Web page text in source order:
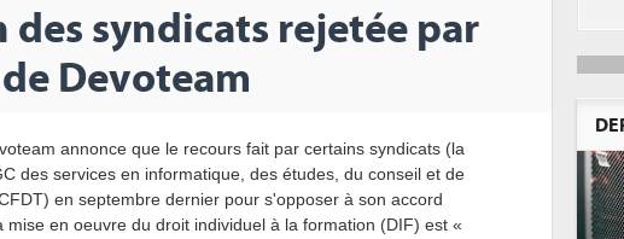
des syndicats rejetée par
Devoteam
annonce que le recours fait par certains syndicats (la
des services en informatique, des études, du conseil et de
en septembre dernier pour s'opposer à son accord
en oeuvre du droit individuel à la formation (DIF) est «